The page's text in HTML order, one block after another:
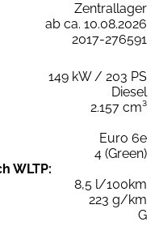
Zentrallager
ab ca. 10.08.2026
2017-276591
149 kW / 203 PS
Diesel
2.157 cm³
Euro 6e
4 (Green)
WLTP:
8,5 l/100km
223 g/km
G